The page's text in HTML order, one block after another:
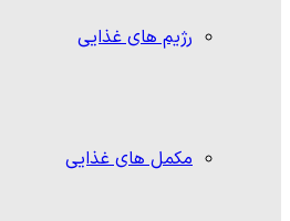
رژیم های غذایی
مکمل های غذایی